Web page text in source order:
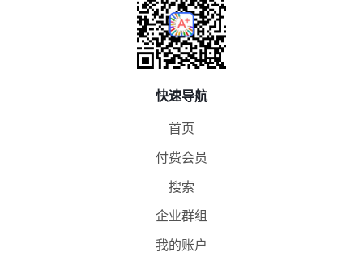
快速导航
首页
付费会员
搜索
企业群组
我的账户